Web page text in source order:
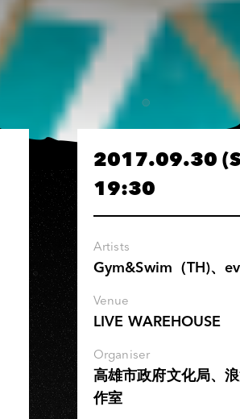
2017.09.30
19:30
Artists
Gym&Swim（TH)、
Venue
LIVE WAREHOUSE
Organiser
高雄市政府文化局、
作室